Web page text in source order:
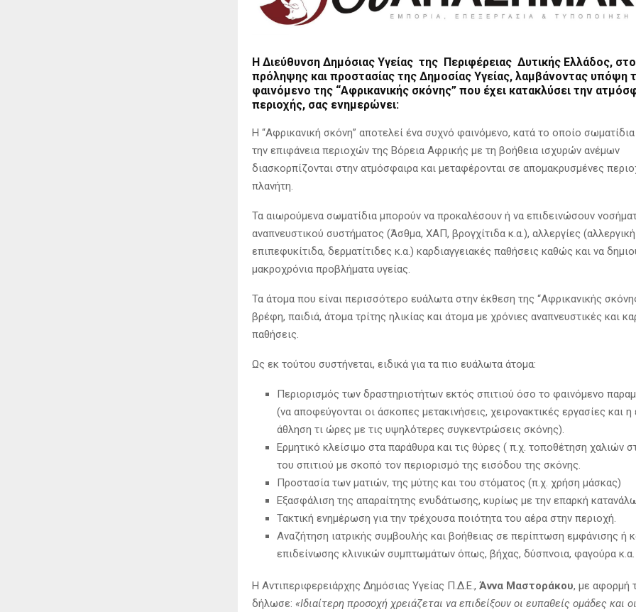
Η Διεύθυνση Δημόσιας Υγείας της Περιφέρειας Δυτικής Ελλάδος, στο
πρόληψης και προστασίας της Δημοσίας Υγείας, λαμβάνοντας υπόψη
φαινόμενο της “Αφρικανικής σκόνης” που έχει κατακλύσει την
περιοχής, σας ενημερώνει:
H “Αφρικανική σκόνη” αποτελεί ένα συχνό φαινόμενο, κατά το οποίο
την επιφάνεια περιοχών της Βόρεια Αφρικής με τη βοήθεια ισχυρών ανέμων
διασκορπίζονται στην ατμόσφαιρα και μεταφέρονται σε απομακρυσμένες
πλανήτη.
Τα αιωρούμενα σωματίδια μπορούν να προκαλέσουν ή να επιδεινώσουν
αναπνευστικού συστήματος (Άσθμα, ΧΑΠ, βρογχίτιδα κ.α.), αλλεργίες (αλλεργική
επιπεφυκίτιδα, δερματίτιδες κ.α.) καρδιαγγειακές παθήσεις καθώς και να
μακροχρόνια προβλήματα υγείας.
Τα άτομα που είναι περισσότερο ευάλωτα στην έκθεση της “Αφρικανικής
βρέφη, παιδιά, άτομα τρίτης ηλικίας και άτομα με χρόνιες αναπνευστικές και
παθήσεις.
Ως εκ τούτου συστήνεται, ειδικά για τα πιο ευάλωτα άτομα:
Περιορισμός των δραστηριοτήτων εκτός σπιτιού όσο το φαινόμενο
(να αποφεύγονται οι άσκοπες μετακινήσεις, χειρονακτικές εργασίες και
άθληση τι ώρες με τις υψηλότερες συγκεντρώσεις σκόνης).
Ερμητικό κλείσιμο στα παράθυρα και τις θύρες ( π.χ. τοποθέτηση χαλιών
του σπιτιού με σκοπό τον περιορισμό της εισόδου της σκόνης.
Προστασία των ματιών, της μύτης και του στόματος (π.χ. χρήση μάσκας)
Εξασφάλιση της απαραίτητης ενυδάτωσης, κυρίως με την επαρκή
Τακτική ενημέρωση για την τρέχουσα ποιότητα του αέρα στην περιοχή.
Αναζήτηση ιατρικής συμβουλής και βοήθειας σε περίπτωση εμφάνισης ή
επιδείνωσης κλινικών συμπτωμάτων όπως, βήχας, δύσπνοια, φαγούρα κ.α.
Η Αντιπεριφερειάρχης Δημόσιας Υγείας Π.Δ.Ε., Άννα Μαστοράκου, με αφορμή
δήλωσε: «Ιδιαίτερη προσοχή χρειάζεται να επιδείξουν οι ευπαθείς ομάδες και